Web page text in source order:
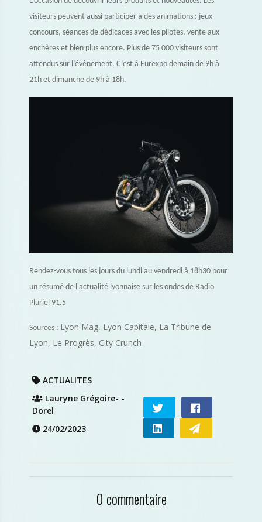
visiteurs peuvent aussi participer à des animations : jeux
concours, séances de dédicaces avec les pilotes, vente aux
enchères et bien plus encore. Plus de 75 000 visiteurs sont
attendus sur l’évènement. C’est à Eurexpo demain de 9h à
21h et dimanche de 9h à 18h.
Rendez-vous tous les jours du lundi au vendredi à 18h30 pour
un résumé de l'actualité lyonnaise sur les ondes de Radio
Pluriel 91.5
Sources : Lyon Mag, Lyon Capitale, La Tribune de
Lyon, Le Progrès, City Crunch
ACTUALITES
Lauryne Grégoire- -
Dorel
24/02/2023
0 commentaire